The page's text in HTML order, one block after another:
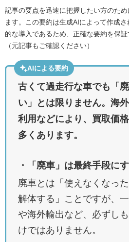
記事の要点を迅速に把握したい方のた
ます。この要約は生成AIによって作成
的な導入であるため、正確な要約を保証
（元記事もご確認ください）
AIによる要約
古くて過走行な車でも「
い」とは限りません。海
利用などにより、買取価
多くあります。
・「廃車」は最終手段に
廃車とは「使えなくなっ
解体する」ことですが、
や海外輸出など、必ずし
けではありません。